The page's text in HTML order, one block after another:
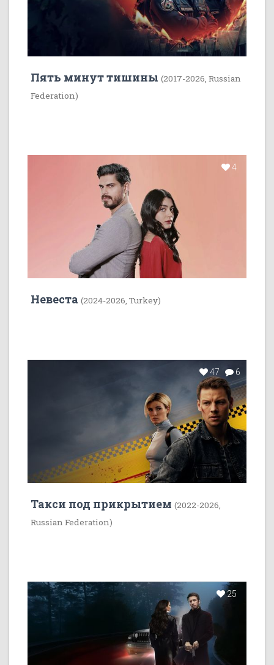
Пять минут тишины (2017-2026, Russian
Federation)
4
Невеста (2024-2026, Turkey)
47 6
Такси под прикрытием (2022-2026,
Russian Federation)
25